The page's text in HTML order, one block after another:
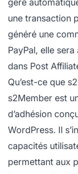
gère
une transaction
généré une
PayPal, elle
dans Post
Qu’est-ce que
s2Member est
d’adhésion
WordPress. Il
capacités
permettant aux